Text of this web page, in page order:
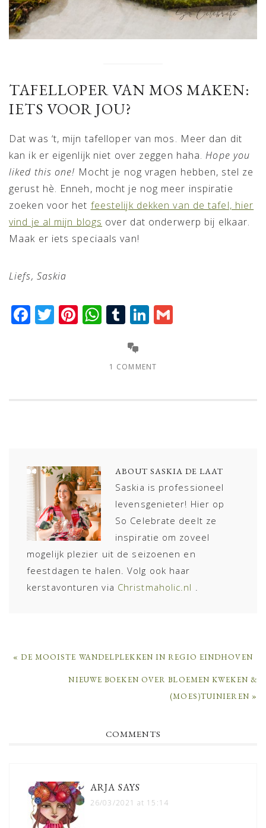
TAFELLOPER VAN MOS MAKEN:
IETS VOOR JOU?
Dat was ‘t, mijn tafelloper van mos. Meer dan dit
kan ik er eigenlijk niet over zeggen haha.Hope you
liked this one! Mocht je nog vragen hebben, stel ze
gerust hè. Enneh, mocht je nog meer inspiratie
zoeken voor het feestelijk dekken van de tafel, hier
vind je al mijn blogs over dat onderwerp bij elkaar.
Maak er iets speciaals van!
Liefs, Saskia
Facebook
Twitter
Pinterest
WhatsApp
TumblrLinkedIn
1 COMMENT
ABOUT SASKIA DE LAAT
Saskia is professioneel
levensgenieter! Hier op
So Celebrate deelt ze
inspiratie om zoveel
mogelijk plezier uit de seizoenen en
feestdagen te halen. Volg ook haar
kerstavonturen via Christmaholic.nl
PREVIOUS
« DE MOOISTE WANDELPLEKKEN IN REGIO EINDHOVEN
NEXT
NIEUWE BOEKEN OVER BLOEMEN KWEKEN &
(MOES)TUINIEREN »
COMMENTS
ARJA SAYS
26/03/2021 at 15:14